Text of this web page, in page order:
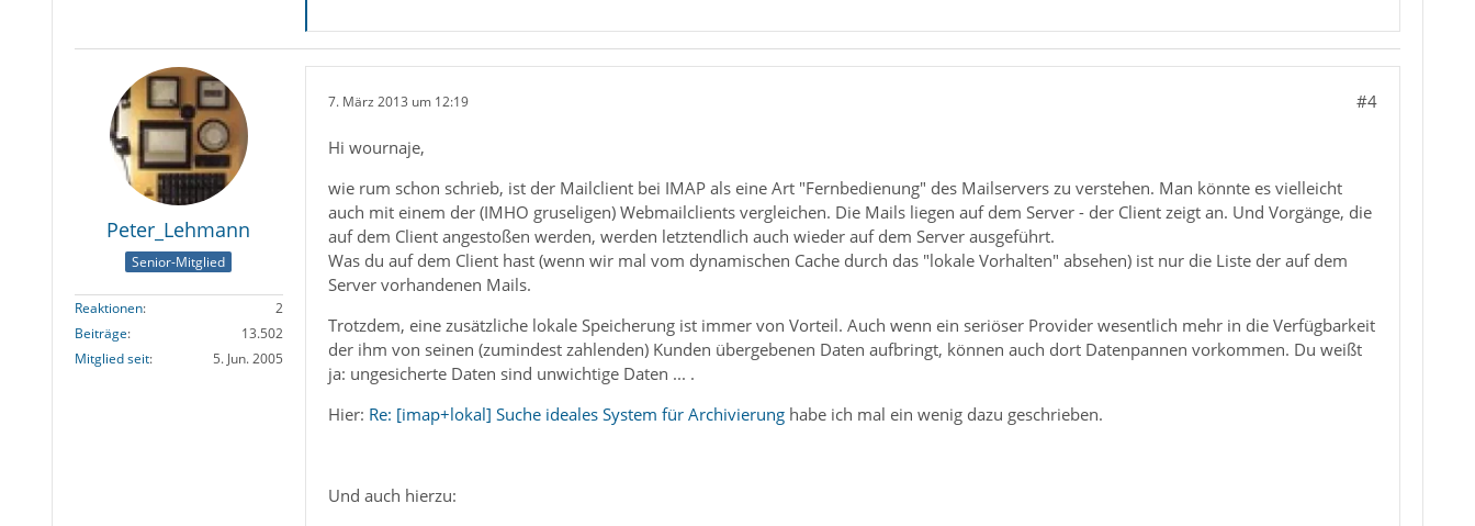
Peter_Lehmann
Senior-Mitglied
Reaktionen
2
Beiträge
13.502
Mitglied seit
5. Jun. 2005
7. März 2013 um 12:19 #4
Hi wournaje,
wie rum schon schrieb, ist der Mailclient bei IMAP als eine Art "Fernbedienung" des Mailservers zu verstehen. Man könnte es vielleicht
auch mit einem der (IMHO gruseligen) Webmailclients vergleichen. Die Mails liegen auf dem Server - der Client zeigt an. Und Vorgänge, die
auf dem Client angestoßen werden, werden letztendlich auch wieder auf dem Server ausgeführt.
Was du auf dem Client hast (wenn wir mal vom dynamischen Cache durch das "lokale Vorhalten" absehen) ist nur die Liste der auf dem
Server vorhandenen Mails.
Trotzdem, eine zusätzliche lokale Speicherung ist immer von Vorteil. Auch wenn ein seriöser Provider wesentlich mehr in die Verfügbarkeit
der ihm von seinen (zumindest zahlenden) Kunden übergebenen Daten aufbringt, können auch dort Datenpannen vorkommen. Du weißt
ja: ungesicherte Daten sind unwichtige Daten ... .
Hier: Re: [imap+lokal] Suche ideales System für Archivierunghabe ich mal ein wenig dazu geschrieben.
Und auch hierzu: